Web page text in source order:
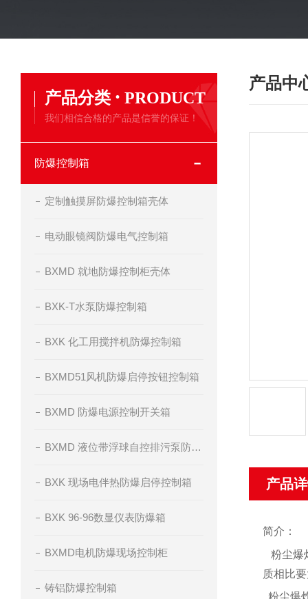
产品分类 · PRODUCT
我们相信合格的产品是信誉的保证！
防爆控制箱
定制触摸屏防爆控制箱壳体
电动眼镜阀防爆电气控制箱
BXMD 就地防爆控制柜壳体
BXK-T水泵防爆控制箱
BXK 化工用搅拌机防爆控制箱
BXMD51风机防爆启停按钮控制箱
BXMD 防爆电源控制开关箱
BXMD 液位带浮球自控排污泵防爆控制箱
BXK 现场电伴热防爆启停控制箱
BXK 96-96数显仪表防爆箱
BXMD电机防爆现场控制柜
铸铝防爆控制箱
产品中
产品
简介：
粉尘爆
质相比
粉尘爆